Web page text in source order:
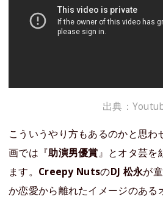
出典：
こういうやり方もあるのかと思わ
画では『助演男優賞』とオタ芸を
ます。 Creepy NutsのDJ 松永が
か恋愛から離れたイメージのある